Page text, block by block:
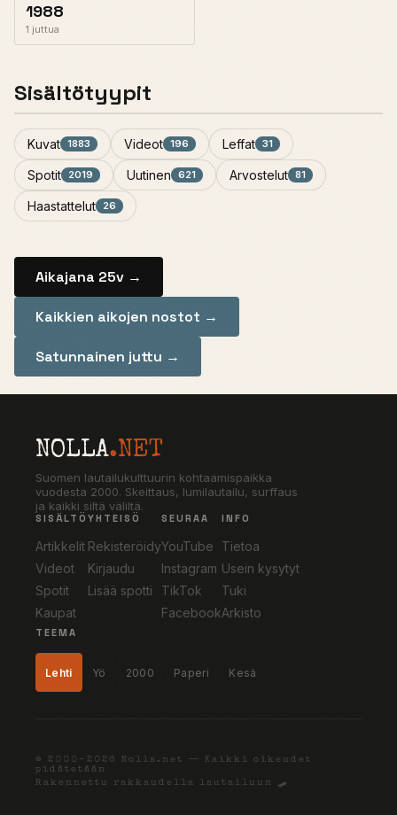
1988
1 juttua
Sisältötyypit
Kuvat 1883 Videot 196 Leffat 31
Spotit 2019 Uutinen 621 Arvostelut 81
Haastattelut 26
Aikajana 25v →
Kaikkien aikojen nostot →
Satunnainen juttu →
NOLLA.NET
Suomen lautailukulttuurin kohtaamispaikka
vuodesta 2000. Skeittaus, lumilautailu, surffaus
ja kaikki siltä väliltä.
SISÄLTÖ
Artikkelit
Videot
Spotit
Kaupat
YHTEISÖ
Rekisteröidy
Kirjaudu
Lisää spotti
SEURAA
YouTube
Instagram
TikTok
Facebook
INFO
Tietoa
Usein kysytyt
Tuki
Arkisto
TEEMA
Lehti Yö 2000 Paperi Kesä
© 2000–2026 Nolla.net — Kaikki oikeudet
pidätetään
Rakennettu rakkaudella lautailuun 🛹